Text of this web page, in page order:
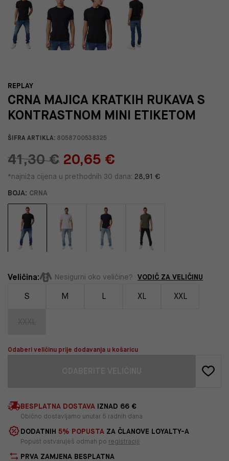
REPLAY
CRNA MAJICA KRATKIH RUKAVA S
KONTRASTNOM MINI ETIKETOM
ŠIFRA ARTIKLA: 8058700538325
41,30 € 20,65 €
*najniža cijena u prethodnih 30 dana: 28,91 €
BOJA: CRNA
Veličina: Nesigurni oko veličine? VODIČ ZA VELIČINU
S M L XL XXL
Odaberi veličinu prije dodavanja u košaricu
BESPLATNA DOSTAVA IZNAD 66 €
Obično dostavljamo unutar 5 radnih dana
DODATNIH 5% POPUSTA ZA ČLANOVE LOYALTY-A
Popust ostvaruješ odmah po registraciji
PRVA ZAMJENA BESPLATNA